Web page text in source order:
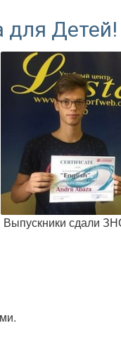
для Детей!
Выпускники сдали